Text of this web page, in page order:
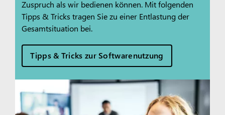
Zuspruch als wir bedienen können. Mit folgenden
Tipps & Tricks tragen Sie zu einer Entlastung der
Gesamtsituation bei.
Tipps & Tricks zur Softwarenutzung